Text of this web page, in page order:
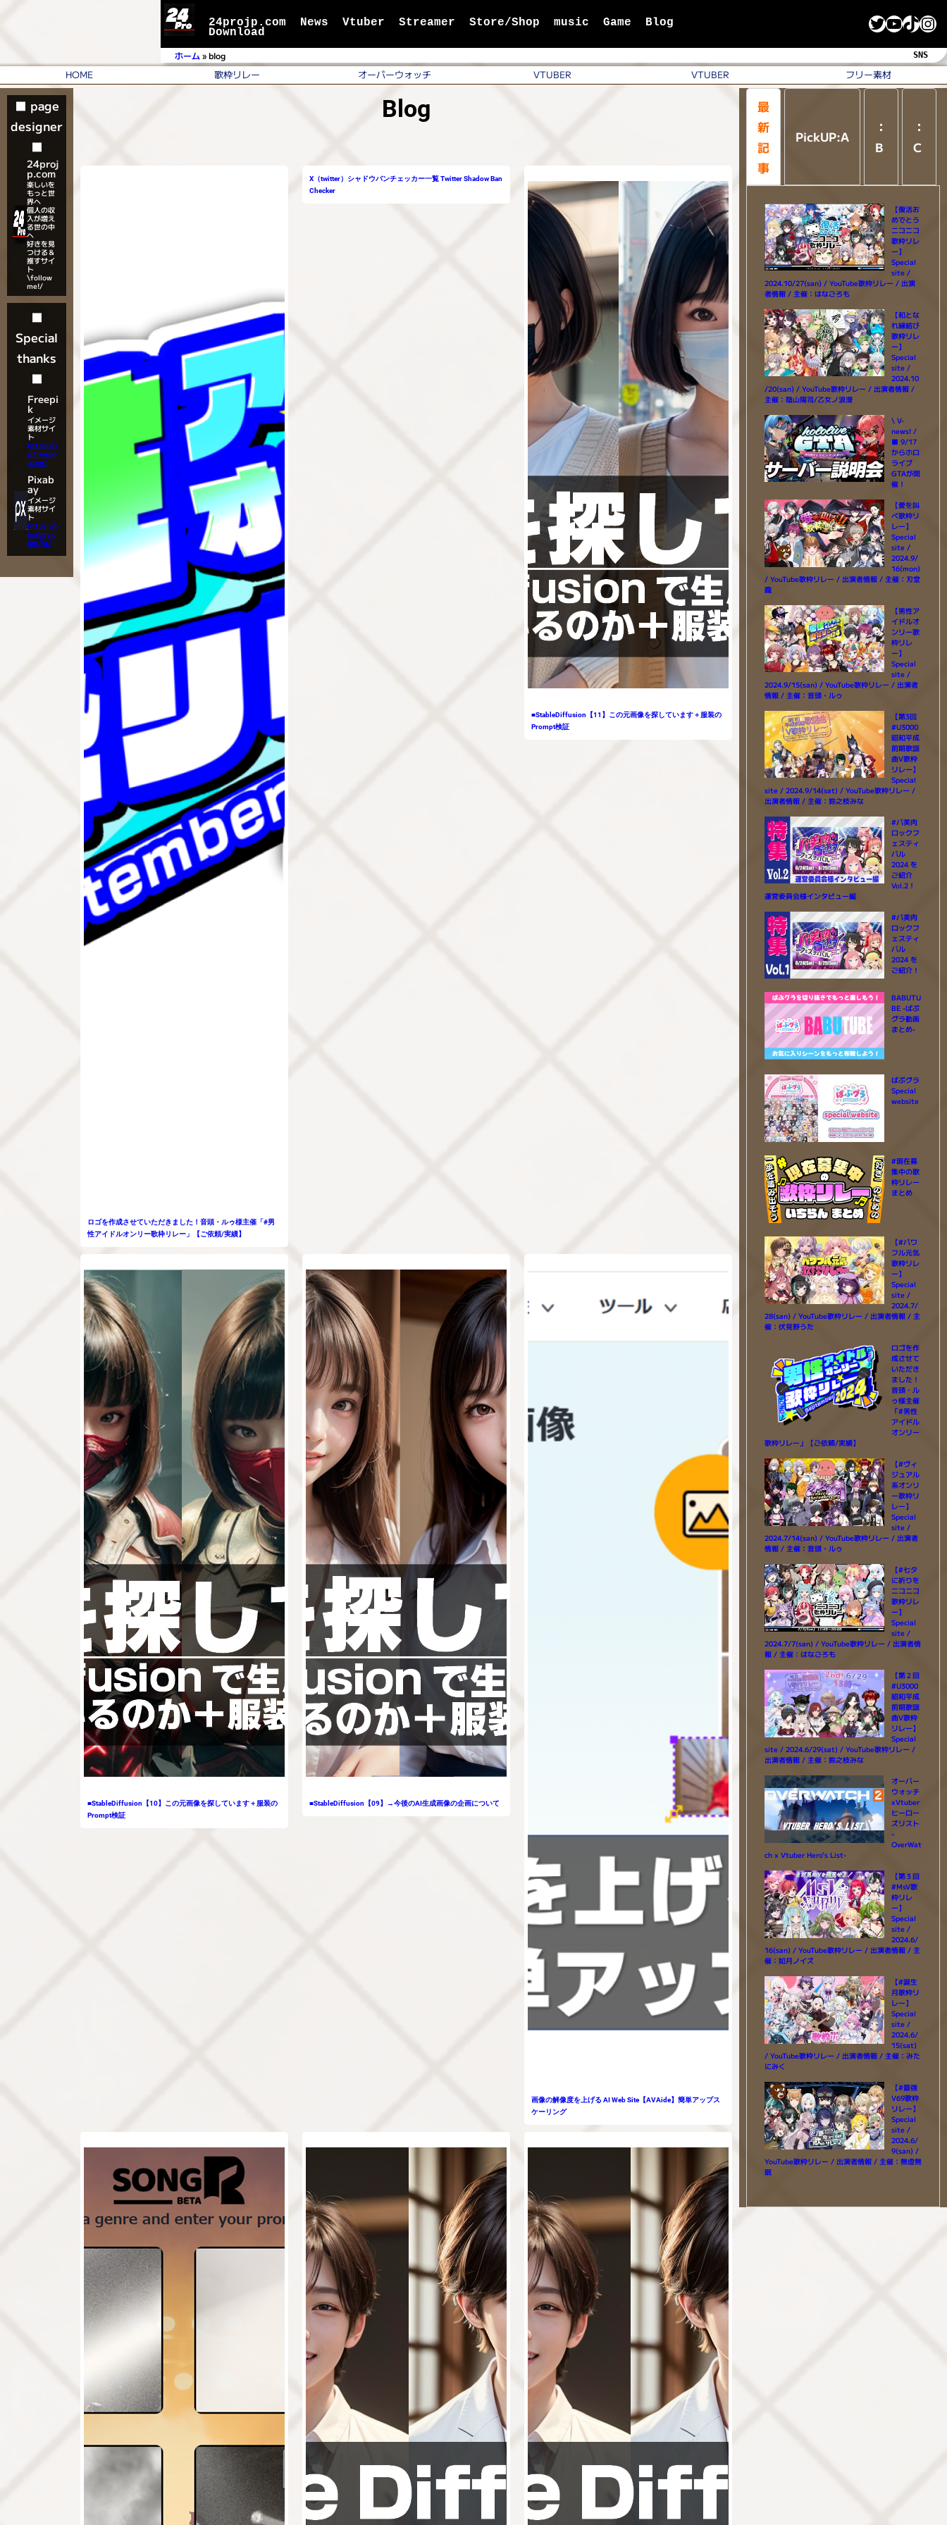
24projp.com News Vtuber Streamer Store/Shop music Game Blog
Download Twitter YouTube TikTok Instagram
ホーム »blog SNS
HOME 歌枠リレー オーバーウォッチ VTUBER VTUBER フリー素材
■ page
designer
■
24proj
p.com
楽しいを
もっと世
界へ
個人の収
入が増え
る世の中
へ
好きを見
つける＆
推すサイ
ト
\follow
me!/
■
Special
thanks
■
Freepi
k
イメージ
素材サイ
ト
https://j
p.freepik
.com/
Pixab
ay
イメージ
素材サイ
ト
https://p
ixabay.c
om/ja/
Blog
ロゴを作成させていただきました！音頭・ルゥ様主催「#男
性アイドルオンリー歌枠リレー」【ご依頼/実績】
X（twitter）シャドウバンチェッカー一覧 Twitter Shadow Ban
Checker
■StableDiffusion【11】この元画像を探しています＋服装の
Prompt検証
■StableDiffusion【10】この元画像を探しています＋服装の
Prompt検証
■StableDiffusion【09】→今後のAI生成画像の企画について
画像の解像度を上げる AI Web Site【AVAide】簡単アップス
ケーリング
最
新
記
事
PickUP:A
：
B
：
C
【復活お
めでとう
ニコニコ
歌枠リレ
ー】
Special
site /
2024.10/27(san) / YouTube歌枠リレー / 出演
者情報 / 主催：はなごろも
【和とな
れ縁結び
歌枠リレ
ー】
Special
site /
2024.10
/20(san) / YouTube歌枠リレー / 出演者情報 /
主催：陰山陽司/乙女ノ浪漫
\ V-
news! /
■ 9/17
からホロ
ライブ
GTAが開
催！
【愛を叫
べ歌枠リ
レー】
Special
site /
2024.9/
16(mon)
/ YouTube歌枠リレー / 出演者情報 / 主催：刃堂
朧
【男性ア
イドルオ
ンリー歌
枠リレ
ー】
Special
site /
2024.9/15(san) / YouTube歌枠リレー / 出演者
情報 / 主催：音頭・ルゥ
【第3回
#U3000
昭和平成
前期歌謡
曲V歌枠
リレー】
Special
site / 2024.9/14(sat) / YouTube歌枠リレー /
出演者情報 / 主催：鈴之枝みな
#バ美肉
ロックフ
ェスティ
バル
2024 を
ご紹介
Vol.2！
運営委員会様インタビュー編
#バ美肉
ロックフ
ェスティ
バル
2024 を
ご紹介！
BABUTU
BE -ばぶ
グラ動画
まとめ-
ばぶグラ
Special
website
#現在募
集中の歌
枠リレー
まとめ
【#パワ
フル元気
歌枠リレ
ー】
Special
site /
2024.7/
28(san) / YouTube歌枠リレー / 出演者情報 / 主
催：伏見野うた
ロゴを作
成させて
いただき
ました！
音頭・ル
ゥ様主催
「#男性
アイドル
オンリー
歌枠リレー」【ご依頼/実績】
【#ヴィ
ジュアル
系オンリ
ー歌枠リ
レー】
Special
site /
2024.7/14(san) / YouTube歌枠リレー / 出演者
情報 / 主催：音頭・ルゥ
【#七夕
に祈りを
ニコニコ
歌枠リレ
ー】
Special
site /
2024.7/7(san) / YouTube歌枠リレー / 出演者情
報 / 主催：はなごろも
【第２回
#U3000
昭和平成
前期歌謡
曲V歌枠
リレー】
Special
site / 2024.6/29(sat) / YouTube歌枠リレー /
出演者情報 / 主催：鈴之枝みな
オーバー
ウォッチ
xVtuber
ヒーロー
ズリスト
-
OverWat
ch x Vtuber Hero’s List-
【第３回
#MsV歌
枠リレ
ー】
Special
site /
2024.6/
16(san) / YouTube歌枠リレー / 出演者情報 / 主
催：如月ノイズ
【#誕生
月歌枠リ
レー】
Special
site /
2024.6/
15(sat)
/ YouTube歌枠リレー / 出演者情報 / 主催：みた
にみく
【#最強
V69歌枠
リレー】
Special
site /
2024.6/
9(san) /
YouTube歌枠リレー / 出演者情報 / 主催：無虚無
眠